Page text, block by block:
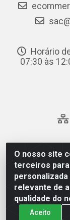
O nosso site
terceiros
relevante de
qualidade do
Aceito
Horário
07:30 às
Abreu & Silva -
Olho